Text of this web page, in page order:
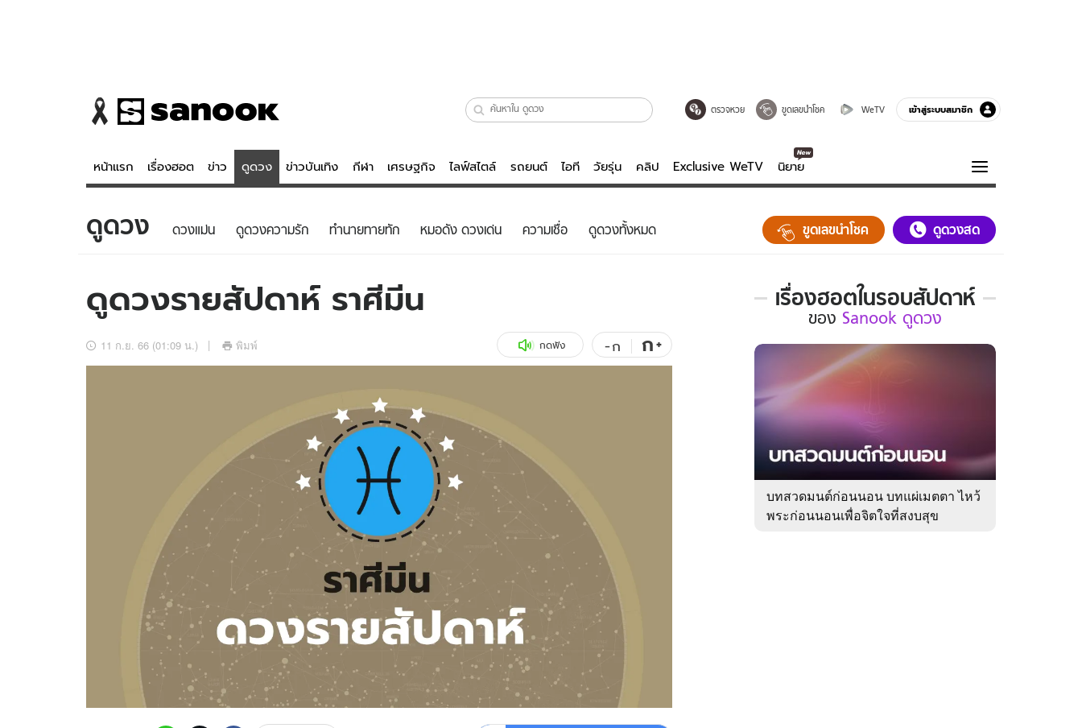
ตรวจหวย ขูดเลขนำโชค WeTV เข้าสู่ระบบสมาชิก
หน้าแรก เรื่องฮอต ข่าว ดูดวง ข่าวบันเทิง กีฬา เศรษฐกิจ ไลฟ์สไตล์ รถยนต์ ไอที วัยรุ่น คลิป Exclusive WeTV นิยาย
ข่าว
ข่าวบันเทิง
ดูดวง - ตรวจหวย
สถิติหวยไทย
ไลฟ์สไตล์
รถยนต์
Tasteful Thailand
Sanook Choice
คลิป
พอดแคสต์
ความรู้รอบตัว
ฮาวทู
ดาวน์โหลดสนุกแอปฟรี ติดตามสนุกโซเชียลได้ที่
สงวนลิขสิทธิ์ © 2569 บริษัท อิมเมจ ฟิวเจอร์ (ประเทศไทย) จำกัด
ดูดวง ดวงแม่น ดูดวงความรัก ทํานายทายทัก หมอดัง ดวงเด่น ความเชื่อ ดูดวงทั้งหมด ขูดเลขนำโชค ดูดวงสด
ดูดวงรายสัปดาห์ ราศีมีน
11 ก.ย. 66 (01:09 น.) พิมพ์ กดฟัง -ก ก+
เรื่องฮอตในรอบสัปดาห์
เรื่อง
ใน
รอบ
ของ
Sanook
ดูด
ของ Sanook ดูดวง
บทสวดมนต์ก่อนนอน บทแผ่เมตตา ไหว้
พระก่อนนอนเพื่อจิตใจที่สงบสุข